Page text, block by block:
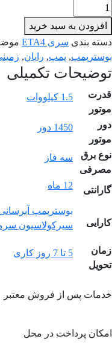
افزودن به سبد خرید
دسته بندی سری ETA4
بوسترپمپ, پمپ, رایان,
توضیحات تکمیلی
قدرت
موتور
1.5 کیلووات
دور
موتور
1450 دور
نوع برق
مصرفی
سه فاز
گارانتی 12 ماه
کارایی
بوسترپمپ
سیرکولاسیون
زمان
تحویل
5 تا 7 روز کاری
خدمات پس از فروش معتبر
امکان پرداخت در محل